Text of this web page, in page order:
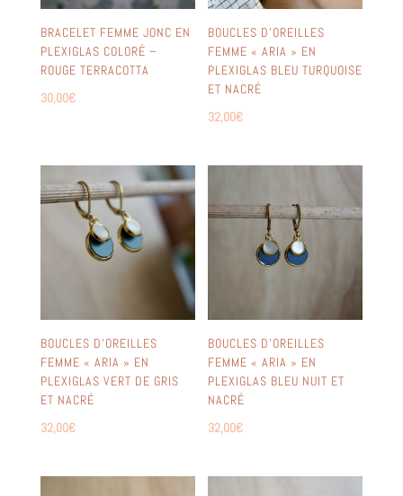
BRACELET FEMME JONC EN
PLEXIGLAS COLORÉ –
ROUGE TERRACOTTA
30,00€
BOUCLES D’OREILLES
FEMME « ARIA » EN
PLEXIGLAS BLEU TURQUOISE
ET NACRÉ
32,00€
BOUCLES D’OREILLES
FEMME « ARIA » EN
PLEXIGLAS VERT DE GRIS
ET NACRÉ
32,00€
BOUCLES D’OREILLES
FEMME « ARIA » EN
PLEXIGLAS BLEU NUIT ET
NACRÉ
32,00€